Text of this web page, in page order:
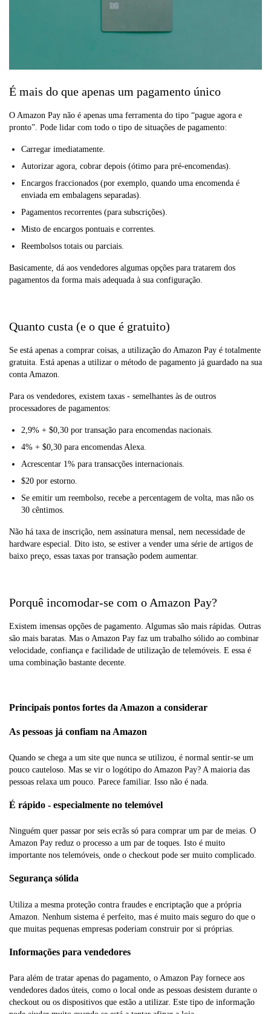
É mais do que apenas um pagamento único
O Amazon Pay não é apenas uma ferramenta do tipo “pague agora e
pronto”. Pode lidar com todo o tipo de situações de pagamento:
Carregar imediatamente.
Autorizar agora, cobrar depois (ótimo para pré-encomendas).
Encargos fraccionados (por exemplo, quando uma encomenda é
enviada em embalagens separadas).
Pagamentos recorrentes (para subscrições).
Misto de encargos pontuais e correntes.
Reembolsos totais ou parciais.
Basicamente, dá aos vendedores algumas opções para tratarem dos
pagamentos da forma mais adequada à sua configuração.
Quanto custa (e o que é gratuito)
Se está apenas a comprar coisas, a utilização do Amazon Pay é totalmente
gratuita. Está apenas a utilizar o método de pagamento já guardado na sua
conta Amazon.
Para os vendedores, existem taxas - semelhantes às de outros
processadores de pagamentos:
2,9% + $0,30 por transação para encomendas nacionais.
4% + $0,30 para encomendas Alexa.
Acrescentar 1% para transacções internacionais.
$20 por estorno.
Se emitir um reembolso, recebe a percentagem de volta, mas não os
30 cêntimos.
Não há taxa de inscrição, nem assinatura mensal, nem necessidade de
hardware especial. Dito isto, se estiver a vender uma série de artigos de
baixo preço, essas taxas por transação podem aumentar.
Porquê incomodar-se com o Amazon Pay?
Existem imensas opções de pagamento. Algumas são mais rápidas. Outras
são mais baratas. Mas o Amazon Pay faz um trabalho sólido ao combinar
velocidade, confiança e facilidade de utilização de telemóveis. E essa é
uma combinação bastante decente.
Principais pontos fortes da Amazon a considerar
As pessoas já confiam na Amazon
Quando se chega a um site que nunca se utilizou, é normal sentir-se um
pouco cauteloso. Mas se vir o logótipo do Amazon Pay? A maioria das
pessoas relaxa um pouco. Parece familiar. Isso não é nada.
É rápido - especialmente no telemóvel
Ninguém quer passar por seis ecrãs só para comprar um par de meias. O
Amazon Pay reduz o processo a um par de toques. Isto é muito
importante nos telemóveis, onde o checkout pode ser muito complicado.
Segurança sólida
Utiliza a mesma proteção contra fraudes e encriptação que a própria
Amazon. Nenhum sistema é perfeito, mas é muito mais seguro do que o
que muitas pequenas empresas poderiam construir por si próprias.
Informações para vendedores
Para além de tratar apenas do pagamento, o Amazon Pay fornece aos
vendedores dados úteis, como o local onde as pessoas desistem durante o
checkout ou os dispositivos que estão a utilizar. Este tipo de informação